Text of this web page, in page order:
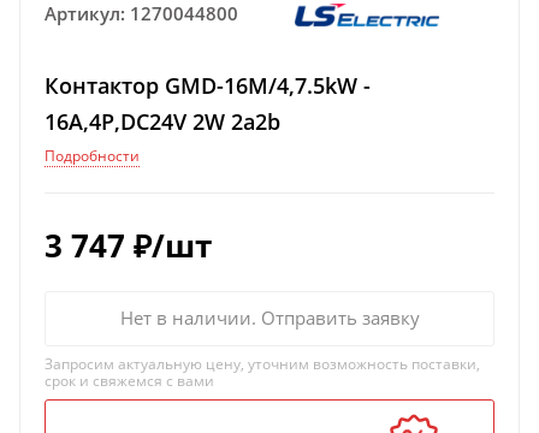
Артикул: 1270044800
Контактор GMD-16M/4,7.5kW -
16A,4Р,DC24V 2W 2a2b
Подробности
3 747 ₽/шт
Нет в наличии. Отправить заявку
Запросим актуальную цену, уточним возможность поставки,
срок и свяжемся с вами